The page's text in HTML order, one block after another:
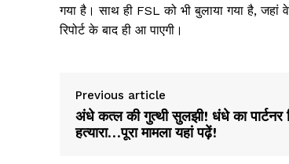
गया है। साथ ही FSL को भी बुलाया गया है, जहां
रिपोर्ट के बाद ही आ पाएगी।
Previous article
अंधे कत्ल की गुत्थी सुलझी! धंधे का पार्टनर
हत्यारा…पूरा मामला यहां पढ़ें!